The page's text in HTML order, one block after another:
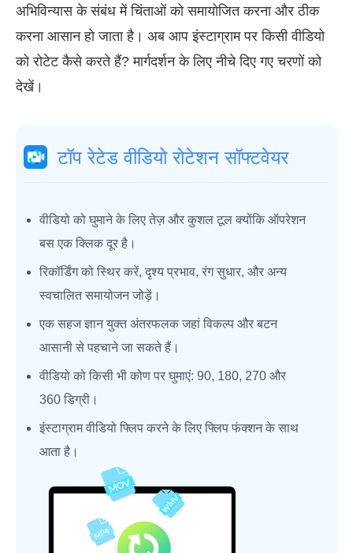
अभिविन्यास के संबंध में चिंताओं को समायोजित करना और ठीक
करना आसान हो जाता है। अब आप इंस्टाग्राम पर किसी वीडियो
को रोटेट कैसे करते हैं? मार्गदर्शन के लिए नीचे दिए गए चरणों को
देखें।
टॉप रेटेड वीडियो रोटेशन सॉफ्टवेयर
वीडियो को घुमाने के लिए तेज़ और कुशल टूल क्योंकि ऑपरेशन
बस एक क्लिक दूर है।
रिकॉर्डिंग को स्थिर करें, दृश्य प्रभाव, रंग सुधार, और अन्य
स्वचालित समायोजन जोड़ें।
एक सहज ज्ञान युक्त अंतरफलक जहां विकल्प और बटन
आसानी से पहचाने जा सकते हैं।
वीडियो को किसी भी कोण पर घुमाएं: 90, 180, 270 और
360 डिग्री।
इंस्टाग्राम वीडियो फ्लिप करने के लिए फ्लिप फंक्शन के साथ
आता है।